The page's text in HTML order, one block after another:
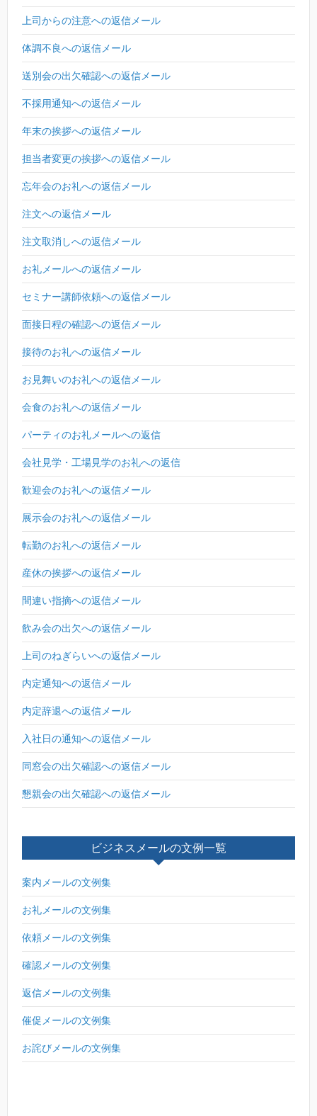
上司からの注意への返信メール
体調不良への返信メール
送別会の出欠確認への返信メール
不採用通知への返信メール
年末の挨拶への返信メール
担当者変更の挨拶への返信メール
忘年会のお礼への返信メール
注文への返信メール
注文取消しへの返信メール
お礼メールへの返信メール
セミナー講師依頼への返信メール
面接日程の確認への返信メール
接待のお礼への返信メール
お見舞いのお礼への返信メール
会食のお礼への返信メール
パーティのお礼メールへの返信
会社見学・工場見学のお礼への返信
歓迎会のお礼への返信メール
展示会のお礼への返信メール
転勤のお礼への返信メール
産休の挨拶への返信メール
間違い指摘への返信メール
飲み会の出欠への返信メール
上司のねぎらいへの返信メール
内定通知への返信メール
内定辞退への返信メール
入社日の通知への返信メール
同窓会の出欠確認への返信メール
懇親会の出欠確認への返信メール
ビジネスメールの文例一覧
案内メールの文例集
お礼メールの文例集
依頼メールの文例集
確認メールの文例集
返信メールの文例集
催促メールの文例集
お詫びメールの文例集